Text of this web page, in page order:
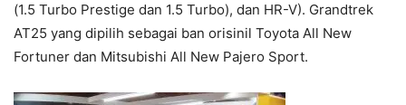
(1.5 Turbo Prestige dan 1.5 Turbo), dan HR-V). Grandtrek
AT25 yang dipilih sebagai ban orisinil Toyota All New
Fortuner dan Mitsubishi All New Pajero Sport.